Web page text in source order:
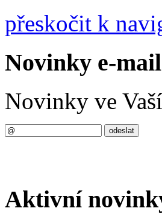
přeskočit k
Novinky e-
Novinky ve
Aktivní